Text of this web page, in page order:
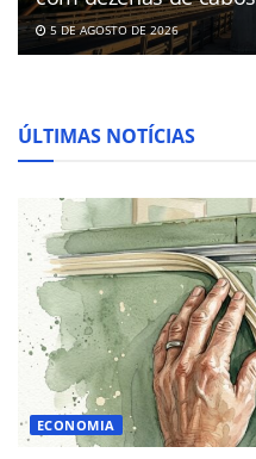
5 DE AGOSTO DE 2026
ÚLTIMAS NOTÍCIAS
ECONOMIA